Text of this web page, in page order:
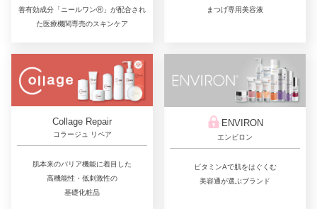
善有効成分「ニールワンⓇ」が配合され
た医療機関専売のスキンケア
まつげ専用美容液
Collage Repair
コラージュ リペア
肌本来のバリア機能に着目した
高機能性・低刺激性の
基礎化粧品
ENVIRON
エンビロン
ビタミンAで肌をはぐくむ
美容通が選ぶブランド